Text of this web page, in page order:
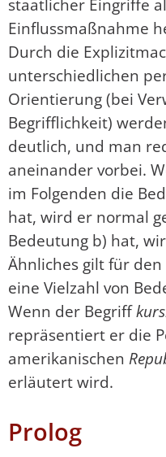
staatlicher Eingriffe
Einflussmaßnahme
Durch die
unterschiedlichen
Orientierung (bei
Begrifflichkeit)
deutlich, und man
aneinander vorbei.
im Folgenden die
hat, wird er normal
Bedeutung b) hat,
Ähnliches gilt für den
eine Vielzahl von
Wenn der Begriff
repräsentiert er die
amerikanischen
erläutert wird.
Prolog